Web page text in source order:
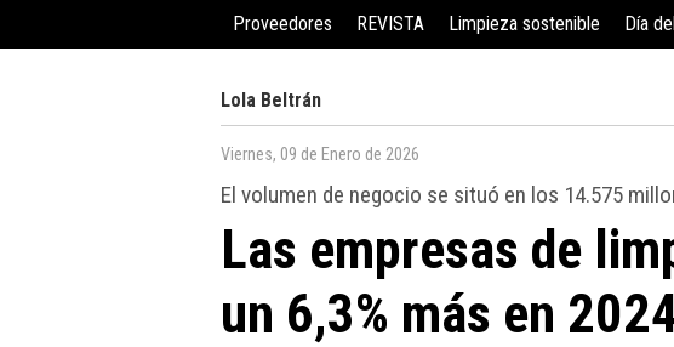
Proveedores REVISTA Limpieza sostenible Día
Lola Beltrán
Viernes, 09 de Enero de 2026
El volumen de negocio se situó en los 14.575
Las empresas de
un 6,3% más en